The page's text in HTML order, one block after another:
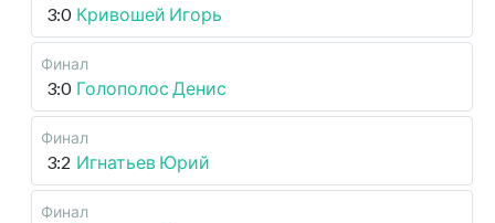
3:0 Кривошей Игорь
Финал
3:0 Голополос Денис
Финал
3:2 Игнатьев Юрий
Финал